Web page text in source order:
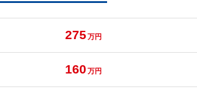
275 万円
160 万円